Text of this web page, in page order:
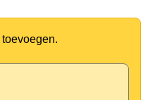
toevoegen.